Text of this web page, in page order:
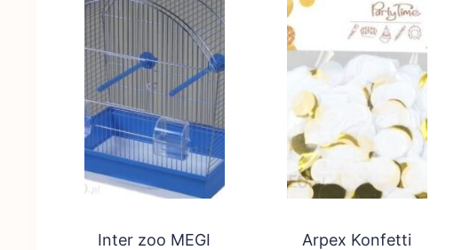
Inter zoo MEGI
Arpex Konfetti